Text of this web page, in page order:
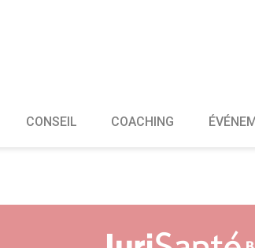
CONSEIL COACHING